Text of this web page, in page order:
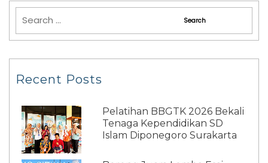
Recent Posts
Pelatihan BBGTK 2026 Bekali
Tenaga Kependidikan SD
Islam Diponegoro Surakarta